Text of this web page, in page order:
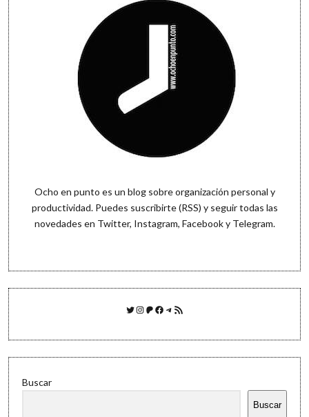
Ocho en punto es un blog sobre organización personal y
productividad. Puedes suscribirte (RSS) y seguir todas las
novedades en Twitter, Instagram, Facebooky Telegram.
Twitter
Instagram
Patreon
Facebook
Telegram
Feed RSS
Buscar
Buscar